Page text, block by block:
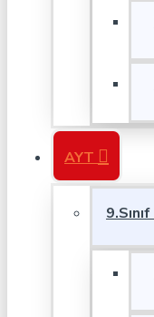
AYT
9.Sınıf